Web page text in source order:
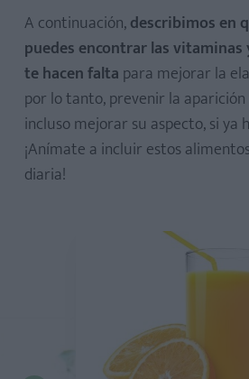
A continuación,describimos en
puedes encontrar las
te hacen falta para mejorar la
por lo tanto, prevenir la aparición
incluso mejorar su aspecto, si ya
¡Anímate a incluir estos
diaria!